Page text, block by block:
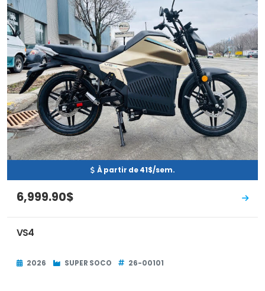
À partir de 41$/sem.
6,999.90$
VS4
2026 SUPER SOCO 26-00101